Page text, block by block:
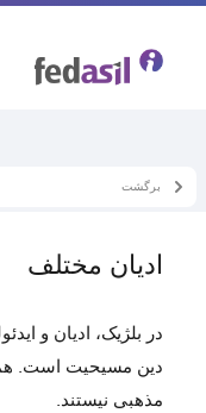
همه موضوعات
مذهب
برگشت
ادیان مختلف
در بلژیک، ادیان و
دین مسیحیت است.
مذهبی نیستند.